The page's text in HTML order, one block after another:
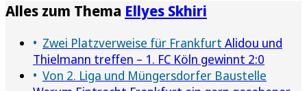
Alles zum Thema Ellyes Skhiri
Zwei Platzverweise für Frankfurt Alidou und
Thielmann treffen – 1. FC Köln gewinnt 2:0
Von 2. Liga und Müngersdorfer Baustelle